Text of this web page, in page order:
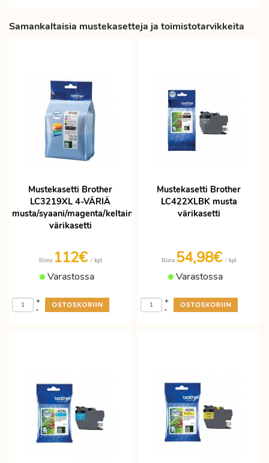
Samankaltaisia mustekasetteja ja toimistotarvikkeita
Mustekasetti Brother
LC3219XL 4-VÄRIÄ
musta/syaani/magenta/keltainen
värikasetti
Hinta 112€ / kpl
Varastossa
-
+
Mustekasetti Brother
LC422XLBK musta
värikasetti
Hinta 54,98€ / kpl
Varastossa
-
+